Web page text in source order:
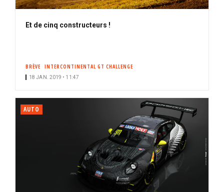
Et de cinq constructeurs !
BRÈVE INTERCONTINENTAL GT CHALLENGE
18 JAN. 2019 • 11:47
AUTO